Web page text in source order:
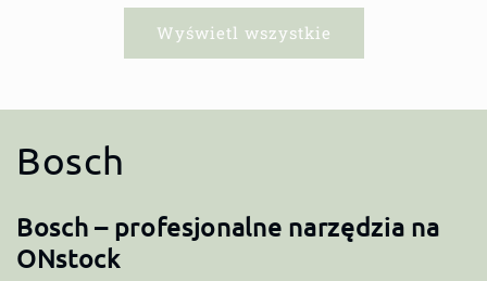
Wyświetl wszystkie
K
l
Bosch
Bosch – profesjonalne narzędzia na
ONstock